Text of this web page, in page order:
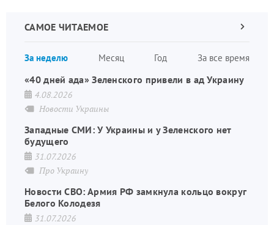
САМОЕ ЧИТАЕМОЕ
За неделю Месяц Год За все время
Следующая
«40 дней ада» Зеленского привели в ад Украину
4.08.2026
Новости Украины
Западные СМИ: У Украины и у Зеленского нет
будущего
31.07.2026
Про Украину
Новости СВО: Армия РФ замкнула кольцо вокруг
Белого Колодезя
31.07.2026